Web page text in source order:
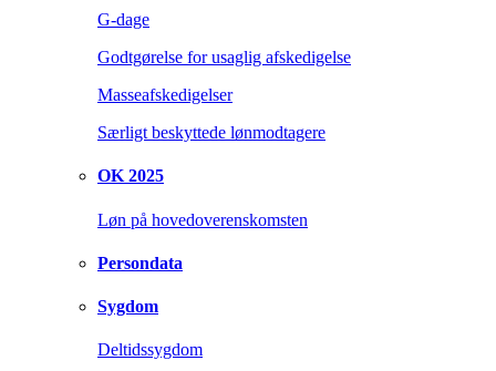
G-dage
Godtgørelse for usaglig afskedigelse
Masseafskedigelser
Særligt beskyttede lønmodtagere
OK 2025
Løn på hovedoverenskomsten
Persondata
Sygdom
Deltidssygdom